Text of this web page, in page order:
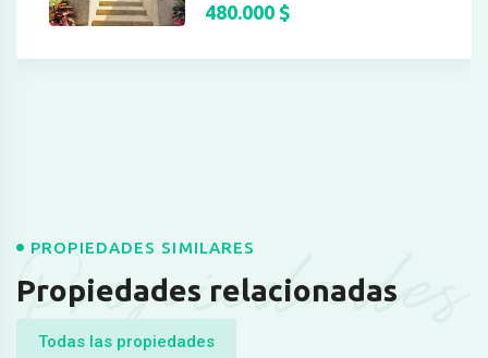
480.000$
Propiedades
PROPIEDADES SIMILARES
Propiedades relacionadas
Todas las propiedades